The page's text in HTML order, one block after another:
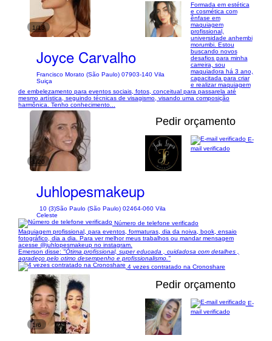
1/13
Joyce Carvalho
Francisco Morato (São Paulo) 07903-140 Vila
Suiça
Formada em estética
e cosmética com
ênfase em
maquiagem
profissional,
universidade anhembi
morumbi. Estou
buscando novos
desafios para minha
carreira, sou
maquiadora há 3 ano,
capacitada para criar
e realizar maquiagem
de embelezamento para eventos sociais, fotos, conceitual para passarela até
mesmo artística, seguindo técnicas de visagismo, visando uma composição
harmônica. Tenho conhecimento...
1/20
Pedir orçamento
Juhlopesmakeup
10 (3)São Paulo (São Paulo) 02464-060 Vila
Celeste
E-
mail verificado
Número de telefone verificado
Maquiagem profissional, para eventos, formaturas, dia da noiva, book, ensaio
fotográfico, dia a dia. Para ver melhor meus trabalhos ou mandar mensagem
acesse @juhlopesmakeup no instagram.
Emerson disse: "Ótima profissional, super educada , cuidadosa com detalhes ,
agradeço pelo otimo desempenho e profissionalismo."
4 vezes contratado na Cronoshare
1/6
Pedir orçamento
E-
mail verificado